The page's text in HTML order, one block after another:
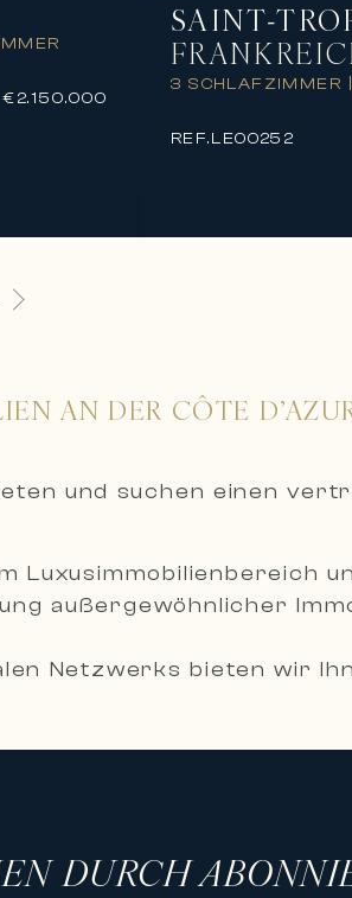
€2.150.000
SAINT-
3 SCHLAFZIMMER
REF.LE00252
AN DER CÔTE
und suchen einen
außergewöhnlicher
Netzwerks bieten wir
Immobilienprojekte
DURCH